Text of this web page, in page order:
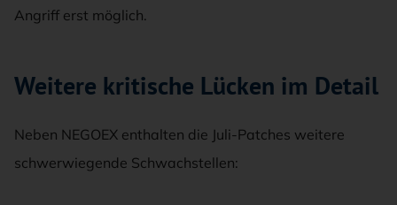
Angriff erst möglich.
Weitere kritische Lücken im Detail
Neben NEGOEX enthalten die Juli-Patches weitere
schwerwiegende Schwachstellen: